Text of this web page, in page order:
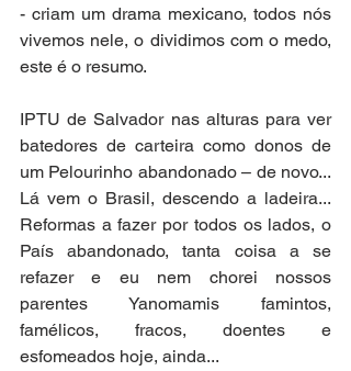
- criam um drama mexicano, todos nós
vivemos nele, o dividimos com o medo,
este é o resumo.
IPTU de Salvador nas alturas para ver
batedores de carteira como donos de
um Pelourinho abandonado – de novo...
Lá vem o Brasil, descendo a ladeira...
Reformas a fazer por todos os lados, o
País abandonado, tanta coisa a se
refazer e eu nem chorei nossos
parentes Yanomamis famintos,
famélicos, fracos, doentes e
esfomeados hoje, ainda...